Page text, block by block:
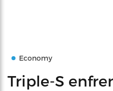
Economy
Triple-S